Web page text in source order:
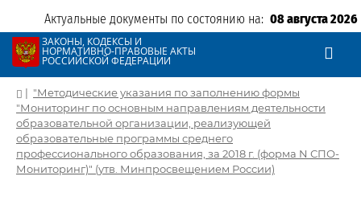
Актуальные документы по состоянию на: 08 августа 2026
ЗАКОНЫ, КОДЕКСЫ И
НОРМАТИВНО-ПРАВОВЫЕ АКТЫ
РОССИЙСКОЙ ФЕДЕРАЦИИ
| "Методические указания по заполнению формы
"Мониторинг по основным направлениям деятельности
образовательной организации, реализующей
образовательные программы среднего
профессионального образования, за 2018 г. (форма N СПО-
Мониторинг)" (утв. Минпросвещением России)